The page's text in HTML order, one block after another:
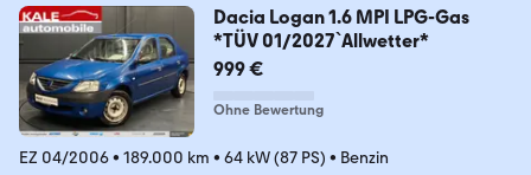
Dacia Logan 1.6 MPI LPG-Gas
*TÜV 01/2027`Allwetter*
999 €
Ohne Bewertung
EZ 04/2006• 189.000 km • 64 kW (87 PS) • Benzin